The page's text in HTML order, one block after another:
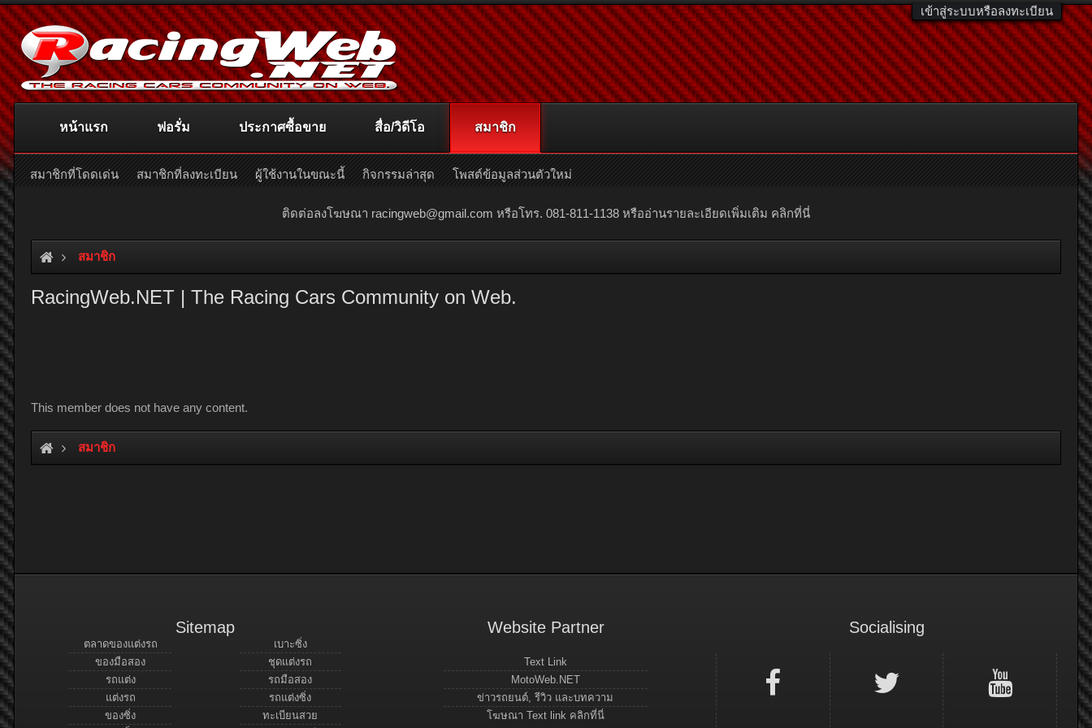
เข้าสู่ระบบหรือลงทะเบียน
ติดต่อลงโฆษณา racingweb@gmail.com หรือโทร. 081-811-1138 หรืออ่านรายละเอียดเพิ่มเติม คลิกที่นี่
สมาชิก
RacingWeb.NET | The Racing Cars Community on Web.
This member does not have any content.
สมาชิก
หน้าแรก ฟอรั่ม ประกาศซื้อขาย สื่อ/วิดีโอ สมาชิก
สมาชิกที่โดดเด่น สมาชิกที่ลงทะเบียน ผู้ใช้งานในขณะนี้ กิจกรรมล่าสุด โพสต์ข้อมูลส่วนตัวใหม่
Sitemap
ตลาดของแต่งรถ
ของมือสอง
รถแต่ง
แต่งรถ
ของซิ่ง
เบาะซิ่ง
ชุดแต่งรถ
รถมือสอง
รถแต่งซิ่ง
ทะเบียนสวย
Website Partner
Text Link
MotoWeb.NET
ข่าวรถยนต์, รีวิว และบทความ
โฆษณา Text link คลิกที่นี่
Socialising